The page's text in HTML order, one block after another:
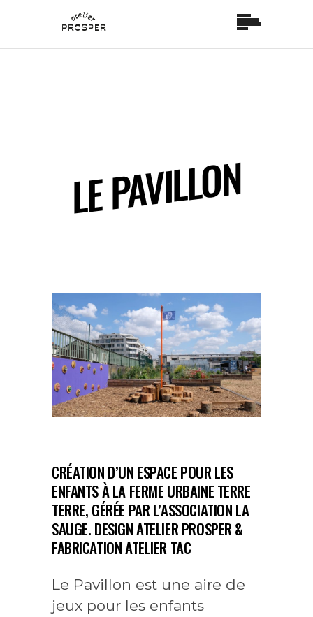
LE PAVILLON
CRÉATION D’UN ESPACE POUR LES
ENFANTS À LA FERME URBAINE TERRE
TERRE, GÉRÉE PAR L’ASSOCIATION LA
SAUGE. DESIGN ATELIER PROSPER &
FABRICATION ATELIER TAC
Le Pavillon est une aire de
jeux pour les enfants